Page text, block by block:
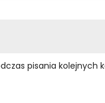
pisania kolejnych